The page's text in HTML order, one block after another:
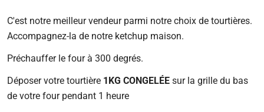
régulier
C'est notre meilleur vendeur parmi notre choix de tourtières.
Accompagnez-la de notre ketchup maison.
Préchauffer le four à 300 degrés.
Déposer votre tourtière 1KG CONGELÉE sur la grille du bas
de votre four pendant 1 heure